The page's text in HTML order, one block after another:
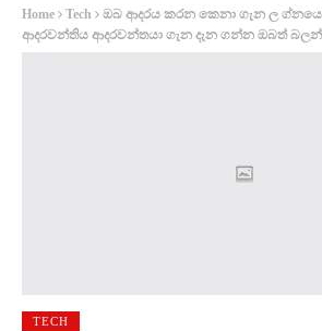
Home Tech
ඔබ ආදරය කරන කෙනා ගැන ල
ආදරවන්තිය ආදරවන්තයා ගැන දැන ගන්න ඔබත්
TECH